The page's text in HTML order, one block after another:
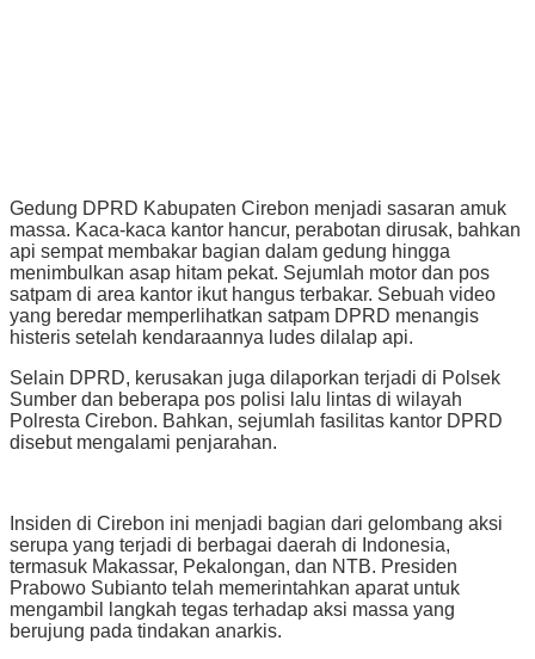
Gedung DPRD Kabupaten Cirebon menjadi sasaran amuk
massa. Kaca-kaca kantor hancur, perabotan dirusak, bahkan
api sempat membakar bagian dalam gedung hingga
menimbulkan asap hitam pekat. Sejumlah motor dan pos
satpam di area kantor ikut hangus terbakar. Sebuah video
yang beredar memperlihatkan satpam DPRD menangis
histeris setelah kendaraannya ludes dilalap api.
Selain DPRD, kerusakan juga dilaporkan terjadi di Polsek
Sumber dan beberapa pos polisi lalu lintas di wilayah
Polresta Cirebon. Bahkan, sejumlah fasilitas kantor DPRD
disebut mengalami penjarahan.
Insiden di Cirebon ini menjadi bagian dari gelombang aksi
serupa yang terjadi di berbagai daerah di Indonesia,
termasuk Makassar, Pekalongan, dan NTB. Presiden
Prabowo Subianto telah memerintahkan aparat untuk
mengambil langkah tegas terhadap aksi massa yang
berujung pada tindakan anarkis.